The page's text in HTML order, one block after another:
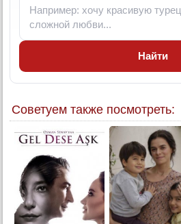
Найти
Советуем также посмотреть: